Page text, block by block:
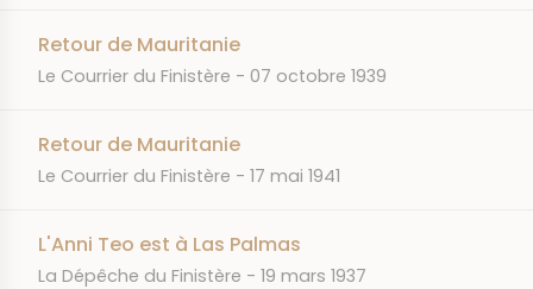
Retour de Mauritanie
JOURNAL
Le Courrier du Finistère DATE
07 octobre 1939
Retour de Mauritanie
JOURNAL
Le Courrier du Finistère DATE
17 mai 1941
L'Anni Teo est à Las Palmas
JOURNAL
La Dépêche du Finistère DATE
19 mars 1937